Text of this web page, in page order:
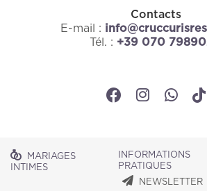
Contacts
E-mail :
Tél. : +39 070
MARIAGES
INTIMES
INFORMATIONS
PRATIQUES
NEWSLETTER